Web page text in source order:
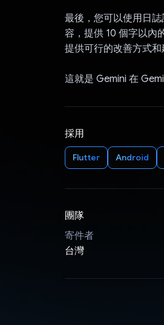
最後，您可以使用日
容，提供 10 個字以內
提供可行的改善方式和
這就是 Gemini 在
採用
Flutter Android
團隊
寄件者
台灣